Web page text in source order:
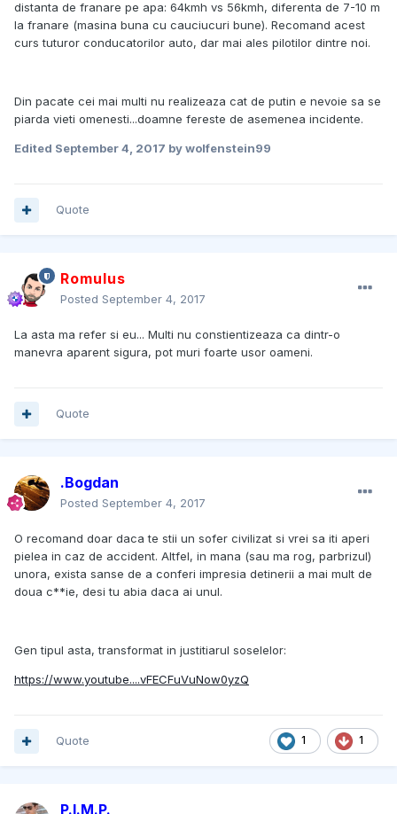
distanta de franare pe apa: 64kmh vs 56kmh, diferenta de 7-10 m
la franare (masina buna cu cauciucuri bune). Recomand acest
curs tuturor conducatorilor auto, dar mai ales pilotilor dintre noi.
Din pacate cei mai multi nu realizeaza cat de putin e nevoie sa se
piarda vieti omenesti...doamne fereste de asemenea incidente.
Edited September 4, 2017 by wolfenstein99
Quote
Romulus
Posted September 4, 2017
La asta ma refer si eu... Multi nu constientizeaza ca dintr-o
manevra aparent sigura, pot muri foarte usor oameni.
Quote
.Bogdan
Posted September 4, 2017
O recomand doar daca te stii un sofer civilizat si vrei sa iti aperi
pielea in caz de accident. Altfel, in mana (sau ma rog, parbrizul)
unora, exista sanse de a conferi impresia detinerii a mai mult de
doua c**ie, desi tu abia daca ai unul.
Gen tipul asta, transformat in justitiarul soselelor:
https://www.youtube....vFECFuVuNow0yzQ
1 1
Quote
P.I.M.P.